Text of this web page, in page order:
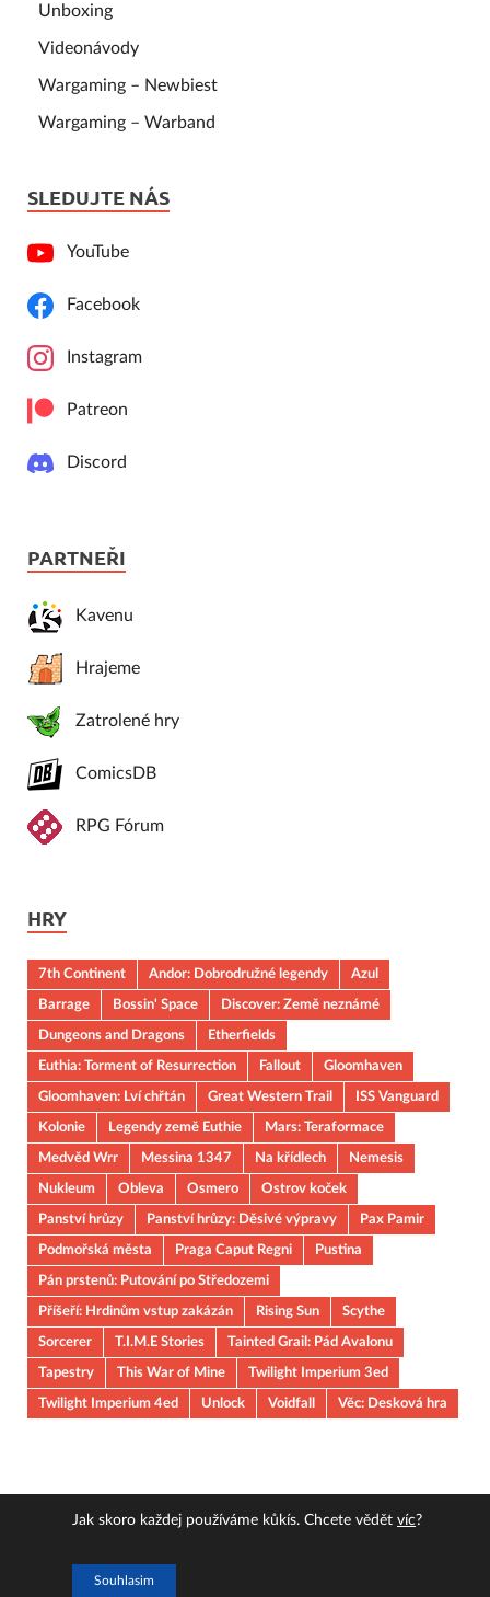
Unboxing
Videonávody
Wargaming – Newbiest
Wargaming – Warband
SLEDUJTE NÁS
YouTube
Facebook
Instagram
Patreon
Discord
PARTNEŘI
Kavenu
Hrajeme
Zatrolené hry
ComicsDB
RPG Fórum
HRY
7th Continent Andor: Dobrodružné legendy
Azul
Barrage
Bossin' Space
Discover: Země neznámé
Dungeons and Dragons
Etherfields
Euthia: Torment of Resurrection
Fallout
Gloomhaven
Gloomhaven: Lví chřtán
Great Western Trail
ISS Vanguard
Kolonie
Legendy země Euthie
Mars: Teraformace
Medvěd Wrr
Messina 1347 Na křídlech
Nemesis
Nukleum
Obleva Osmero
Ostrov koček
Panství hrůzy
Panství hrůzy: Děsivé výpravy
Pax Pamir
Podmořská města
Praga Caput Regni
Pustina
Pán prstenů: Putování po Středozemi
Příšeří: Hrdinům vstup zakázán
Rising Sun
Scythe
Sorcerer
T.I.M.E Stories
Tainted Grail: Pád Avalonu
Tapestry
This War of Mine
Twilight Imperium 3ed
Twilight Imperium 4ed
Unlock Voidfall Věc: Desková hra
Powered byWordPress
Jak skoro každej používáme kůkís. Chcete vědět víc?
Souhlasim